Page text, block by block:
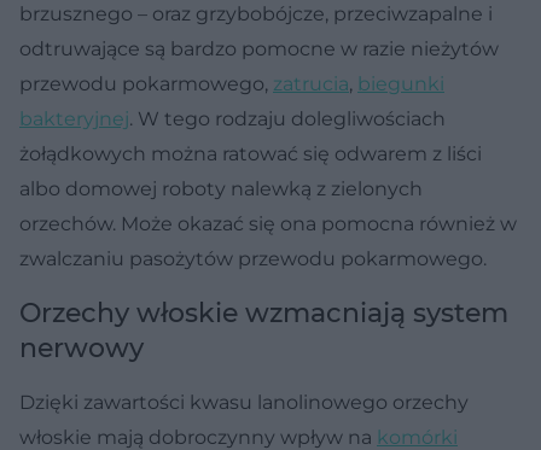
brzusznego – oraz grzybobójcze, przeciwzapalne i
odtruwające są bardzo pomocne w razie nieżytów
przewodu pokarmowego, zatrucia, biegunki
bakteryjnej. W tego rodzaju dolegliwościach
żołądkowych można ratować się odwarem z liści
albo domowej roboty nalewką z zielonych
orzechów. Może okazać się ona pomocna również w
zwalczaniu pasożytów przewodu pokarmowego.
Orzechy włoskie wzmacniają system
nerwowy
Dzięki zawartości kwasu lanolinowego orzechy
włoskie mają dobroczynny wpływ na komórki